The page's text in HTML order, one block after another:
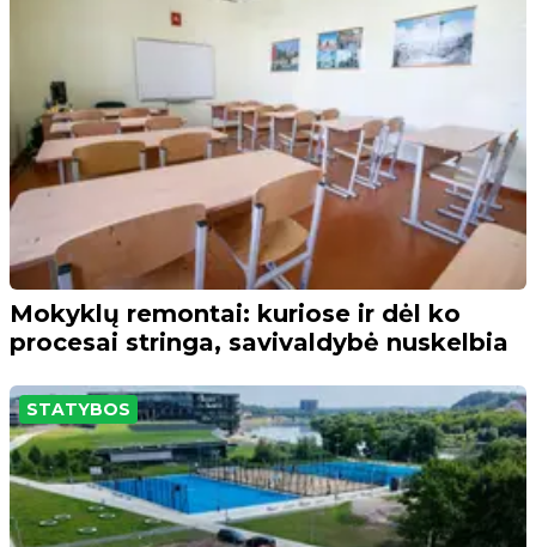
Mokyklų remontai: kuriose ir dėl ko
procesai stringa, savivaldybė nuskelbia
STATYBOS